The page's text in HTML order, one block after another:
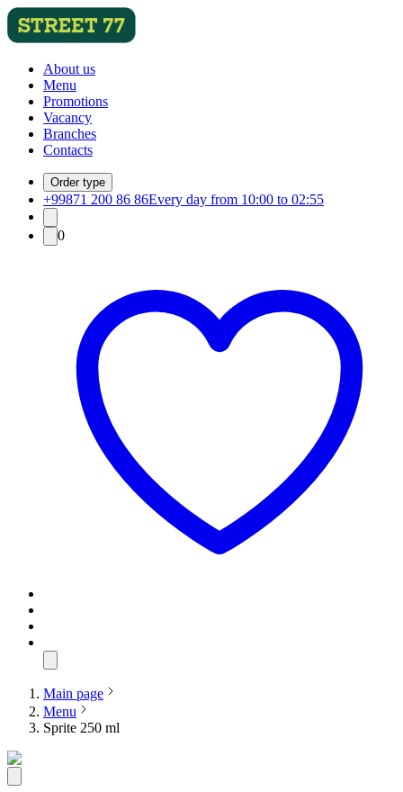
About us
Menu
Promotions
Vacancy
Branches
Contacts
Order type
+99871 200 86 86Every day from 10:00 to 02:55
0
Main page
Menu
Sprite 250 ml